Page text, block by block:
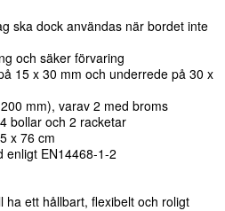
ska dock användas när bordet inte
och säker förvaring
15 x 30 mm och underrede på 30 x
mm), varav 2 med broms
bollar och 2 racketar
x 76 cm
enligt EN14468-1-2
ha ett hållbart, flexibelt och roligt